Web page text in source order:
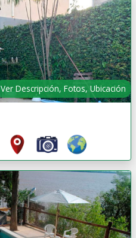
Ver Descripción, Fotos, Ubicación